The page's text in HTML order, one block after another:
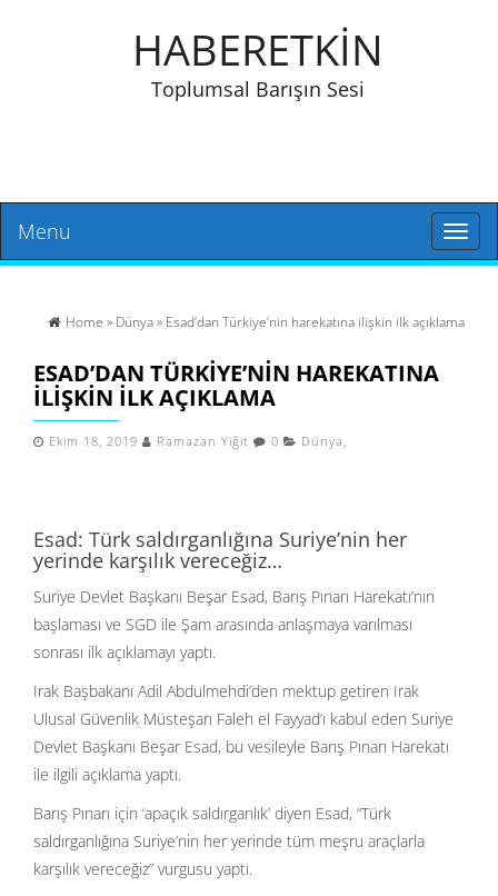
HABERETKİN
Toplumsal Barışın Sesi
Toggle
Menu
Home » Dünya» Esad’dan Türkiye’nin harekatına ilişkin ilk açıklama
ESAD’DAN TÜRKIYE’NIN HAREKATINA
ILIŞKIN ILK AÇIKLAMA
Ekim 18, 2019 Ramazan Yiğit 0 Dünya ,
Esad: Türk saldırganlığına Suriye’nin her
yerinde karşılık vereceğiz…
Suriye Devlet Başkanı Beşar Esad, Barış Pınarı Harekatı’nın
başlaması ve SGD ile Şam arasında anlaşmaya varılması
sonrası ilk açıklamayı yaptı.
Irak Başbakanı Adil Abdulmehdi’den mektup getiren Irak
Ulusal Güvenlik Müsteşarı Faleh el Fayyad’ı kabul eden Suriye
Devlet Başkanı Beşar Esad, bu vesileyle Barış Pınarı Harekatı
ile ilgili açıklama yaptı.
Barış Pınarı için ‘apaçık saldırganlık’ diyen Esad, “Türk
saldırganlığına Suriye’nin her yerinde tüm meşru araçlarla
karşılık vereceğiz” vurgusu yaptı.